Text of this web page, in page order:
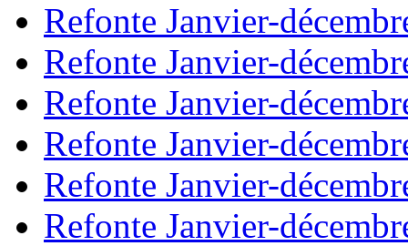
Refonte Janvier-
Refonte Janvier-
Refonte Janvier-
Refonte Janvier-
Refonte Janvier-
Refonte Janvier-